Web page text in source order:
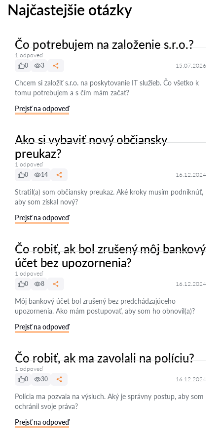
Najčastejšie otázky
Čo potrebujem na založenie s.r.o.?
1 odpoveď
0
3 15.07.2026
Chcem si založiť s.r.o. na poskytovanie IT služieb. Čo všetko k
tomu potrebujem a s čím mám začať?
Prejsť na odpoveď
Ako si vybaviť nový občiansky
preukaz?
1 odpoveď
0
14 16.12.2024
Stratil(a) som občiansky preukaz. Aké kroky musím podniknúť,
aby som získal nový?
Prejsť na odpoveď
Čo robiť, ak bol zrušený môj bankový
účet bez upozornenia?
1 odpoveď
0
8 16.12.2024
Môj bankový účet bol zrušený bez predchádzajúceho
upozornenia. Ako mám postupovať, aby som ho obnovil(a)?
Prejsť na odpoveď
Čo robiť, ak ma zavolali na políciu?
1 odpoveď
0
30 16.12.2024
Polícia ma pozvala na výsluch. Aký je správny postup, aby som
ochránil svoje práva?
Prejsť na odpoveď